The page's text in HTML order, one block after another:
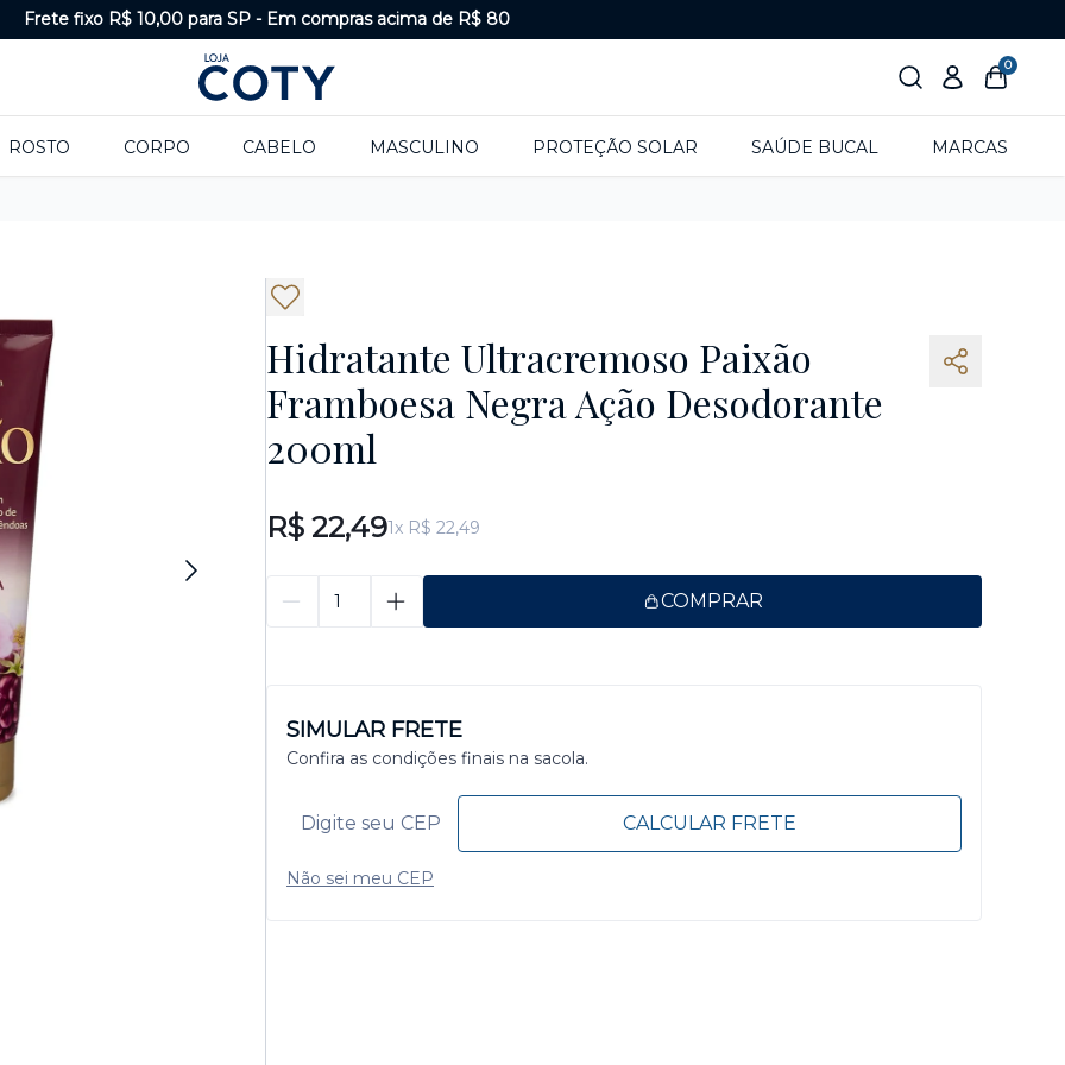
Frete fixo R$ 10,00 para SP - Em compras acima de R$ 80
0
ROSTO CORPO CABELO MASCULINO PROTEÇÃO SOLAR SAÚDE BUCAL MARCAS
Hidratante Ultracremoso Paixão
Framboesa Negra Ação Desodorante
200ml
R$ 22,491x R$ 22,49
COMPRAR
SIMULAR FRETE
Confira as condições finais na sacola.
CALCULAR FRETE
Não sei meu CEP